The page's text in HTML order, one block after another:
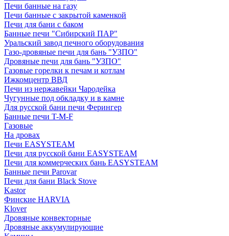
Печи банные на газу
Печи банные с закрытой каменкой
Печи для бани с баком
Банные печи "Сибирский ПАР"
Уральский завод печного оборудования
Газо-дровяные печи для бань "УЗПО"
Дровяные печи для бань "УЗПО"
Газовые горелки к печам и котлам
Ижкомцентр ВВД
Печи из нержавейки Чародейка
Чугунные под обкладку и в камне
Для русской бани печи Ферингер
Банные печи T-M-F
Газовые
На дровах
Печи EASYSTEAM
Печи для русской бани EASYSTEAM
Печи для коммерческих бань EASYSTEAM
Банные печи Parovar
Печи для бани Black Stove
Kastor
Финские HARVIA
Klover
Дровяные конвекторные
Дровяные аккумулирующие